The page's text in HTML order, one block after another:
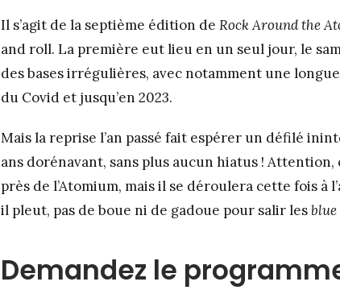
Il s’agit de la septième édition de Rock Around the
and roll. La première eut lieu en un seul jour, le
des bases irrégulières, avec notamment une
du Covid et jusqu’en 2023.
Mais la reprise l’an passé fait espérer un défilé
ans dorénavant, sans plus aucun hiatus !
près de l’Atomium, mais il se déroulera cette fois à
il pleut, pas de boue ni de gadoue pour salir lesblue
Demandez le